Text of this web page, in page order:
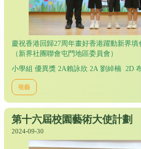
慶祝香港回歸27周年畫好香港躍動新界填
（新界社團聯會屯門地區委員會）
小學組 優異獎 2A賴詠欣 2A 劉綽楠 2D
視藝
第十六屆校園藝術大使計劃
2024-09-30